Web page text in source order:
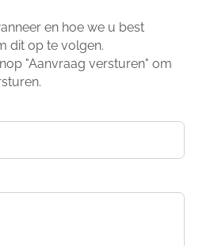
en hoe we u best
dit op te volgen.
"Aanvraag versturen" om